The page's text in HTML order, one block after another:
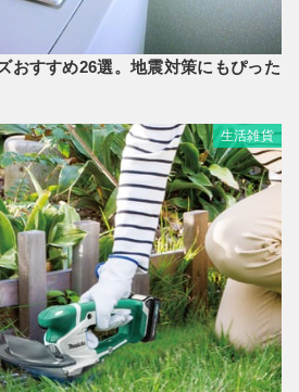
おすすめ26選。地震対策にもぴった
生活雑貨